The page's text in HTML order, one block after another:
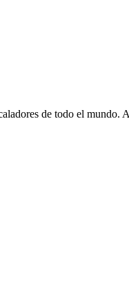
de todo el mundo.